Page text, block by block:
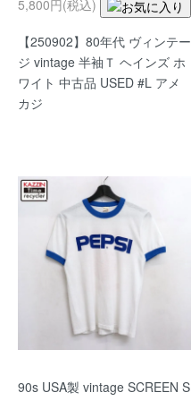
5,800円(税込)
【250902】80年代 ヴィンテー
ジ vintage 半袖Ｔ ヘインズ ホ
ワイト 中古品 USED #L アメ
カジ
90s USA製 vintage SCREEN S